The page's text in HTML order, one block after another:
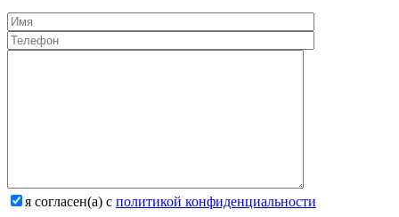
я согласен(а) с политикой конфиденциальности